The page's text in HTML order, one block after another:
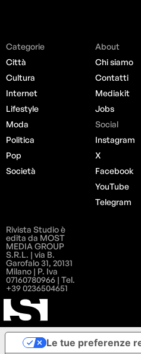
Categorie
Città
Cultura
Internet
Lifestyle
Moda
Politica
Pop
Società
About
Chi siamo
Contatti
Mediakit
Jobs
Social
Instagram
X
Facebook
YouTube
Telegram
Rivista Studio è
edita da MOST
MEDIA GROUP
S.R.L. | via B.
Garofalo 31, 20131
Milano | P. Iva
07160780966 | Tel.
+39 0236504651
Le tue preferenze